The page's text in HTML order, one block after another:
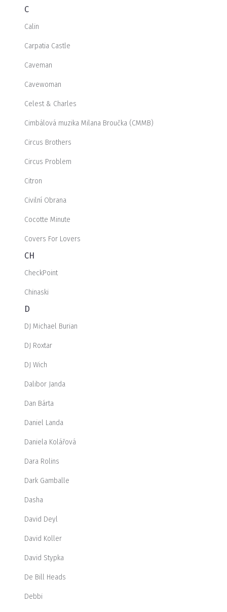
C
Calin
Carpatia Castle
Caveman
Cavewoman
Celest & Charles
Cimbálová muzika Milana Broučka (CMMB)
Circus Brothers
Circus Problem
Citron
Civilní Obrana
Cocotte Minute
Covers For Lovers
CH
CheckPoint
Chinaski
D
DJ Michael Burian
DJ Roxtar
DJ Wich
Dalibor Janda
Dan Bárta
Daniel Landa
Daniela Kolářová
Dara Rolins
Dark Gamballe
Dasha
David Deyl
David Koller
David Stypka
De Bill Heads
Debbi